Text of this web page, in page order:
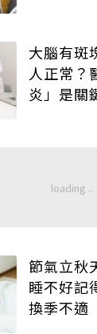
大腦有斑
人正常？
炎」是關
節氣立秋
睡不好記
換季不適